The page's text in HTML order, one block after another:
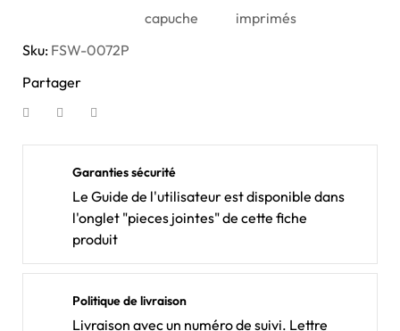
capuche
imprimés
Sku: FSW-0072P
Partager
Garanties sécurité
Le Guide de l'utilisateur est disponible dans
l'onglet "pieces jointes" de cette fiche
produit
Politique de livraison
Livraison avec un numéro de suivi. Lettre